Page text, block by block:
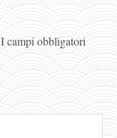
I campi obbligatori